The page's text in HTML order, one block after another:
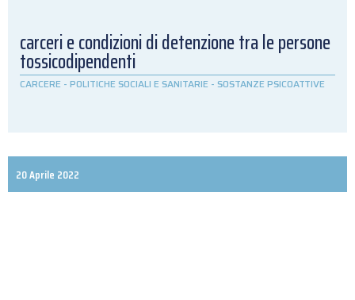
carceri e condizioni di detenzione tra le persone
tossicodipendenti
CARCERE - POLITICHE SOCIALI E SANITARIE - SOSTANZE PSICOATTIVE
20 Aprile 2022